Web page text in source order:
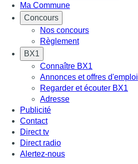
Ma Commune
Concours
Nos concours
Règlement
BX1
Connaître BX1
Annonces et offres d'emploi
Regarder et écouter BX1
Adresse
Publicité
Contact
Direct tv
Direct radio
Alertez-nous